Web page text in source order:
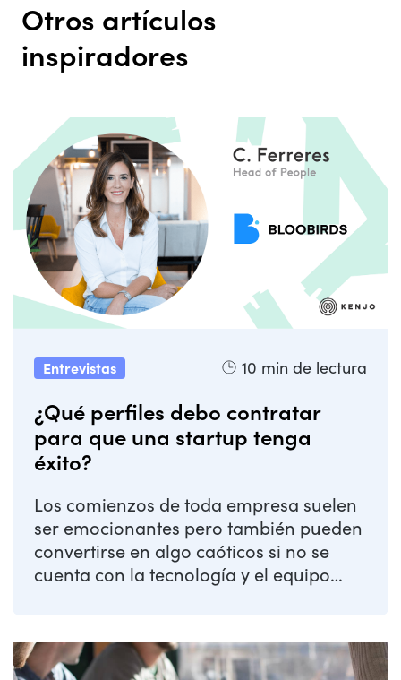
Otros artículos
inspiradores
Entrevistas 10 min de lectura
¿Qué perfiles debo contratar
para que una startup tenga
éxito?
Los comienzos de toda empresa suelen
ser emocionantes pero también pueden
convertirse en algo caóticos si no se
cuenta con la tecnología y el equipo